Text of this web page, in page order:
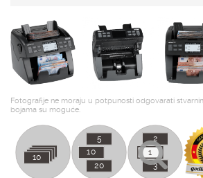
Fotografije ne moraju u potpunosti odgovarati
bojama su moguće.
10
10
10
10
5
10
20
1
2
3